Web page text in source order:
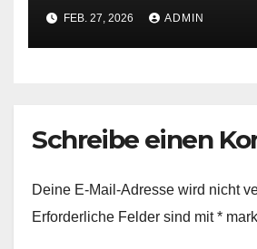
FEB. 27, 2026 ADMIN
Schreibe einen
Deine E-Mail-Adresse wird nicht
Erforderliche Felder sind mit*